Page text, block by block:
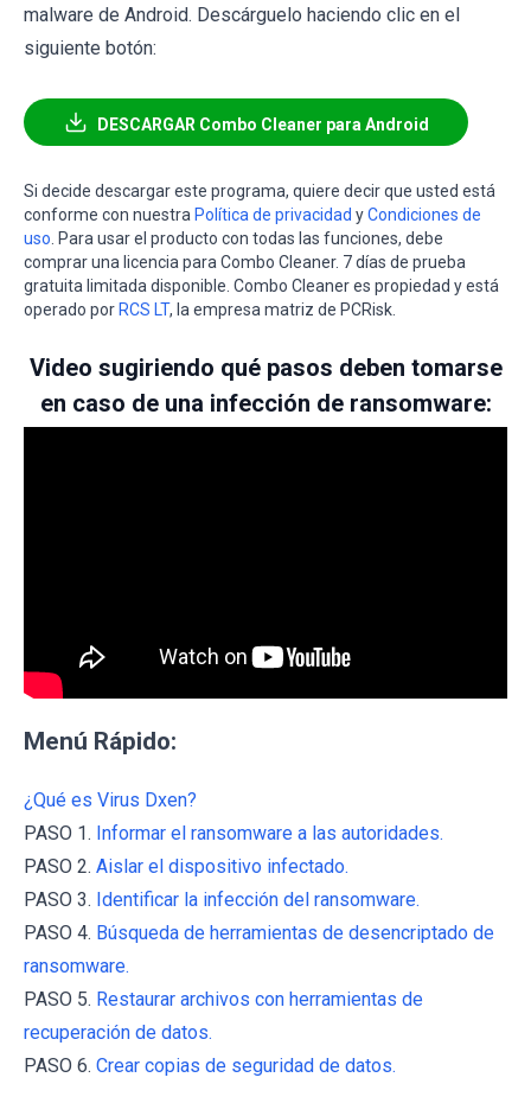
malware de Android. Descárguelo haciendo clic en el
siguiente botón:
DESCARGAR Combo Cleaner para Android
Si decide descargar este programa, quiere decir que usted está
conforme con nuestra Política de privacidad yCondiciones de
uso . Para usar el producto con todas las funciones, debe
comprar una licencia para Combo Cleaner. 7 días de prueba
gratuita limitada disponible. Combo Cleaner es propiedad y está
operado por RCS LT, la empresa matriz de PCRisk.
Video sugiriendo qué pasos deben tomarse
en caso de una infección de ransomware:
Menú Rápido:
¿Qué es Virus Dxen?
PASO 1. Informar el ransomware a las autoridades.
PASO 2. Aislar el dispositivo infectado.
PASO 3. Identificar la infección del ransomware.
PASO 4. Búsqueda de herramientas de desencriptado de
ransomware.
PASO 5. Restaurar archivos con herramientas de
recuperación de datos.
PASO 6. Crear copias de seguridad de datos.